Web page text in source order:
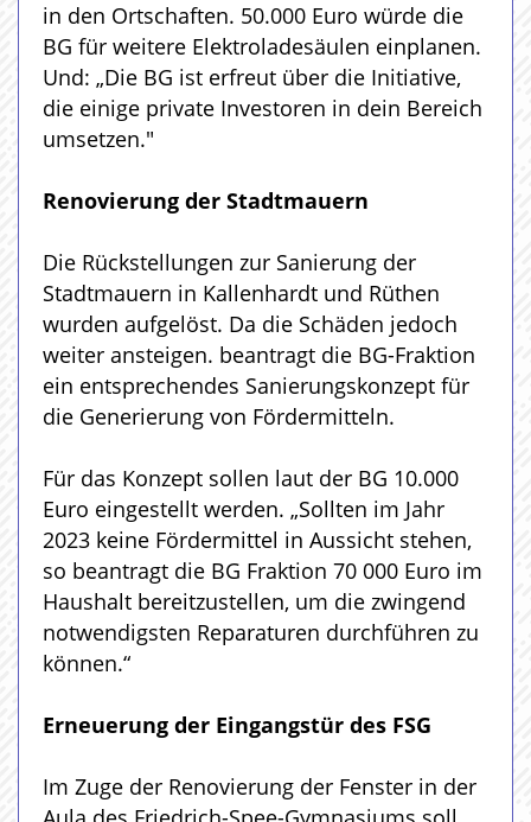
in den Ortschaften. 50.000 Euro würde die
BG für weitere Elektroladesäulen einplanen.
Und: „Die BG ist erfreut über die Initiative,
die einige private Investoren in dein Bereich
umsetzen."
Renovierung der Stadtmauern
Die Rückstellungen zur Sanierung der
Stadtmauern in Kallenhardt und Rüthen
wurden aufgelöst. Da die Schäden jedoch
weiter ansteigen. beantragt die BG-Fraktion
ein entsprechendes Sanierungskonzept für
die Generierung von Fördermitteln.
Für das Konzept sollen laut der BG 10.000
Euro eingestellt werden. „Sollten im Jahr
2023 keine Fördermittel in Aussicht stehen,
so beantragt die BG Fraktion 70 000 Euro im
Haushalt bereitzustellen, um die zwingend
notwendigsten Reparaturen durchführen zu
können.“
Erneuerung der Eingangstür des FSG
Im Zuge der Renovierung der Fenster in der